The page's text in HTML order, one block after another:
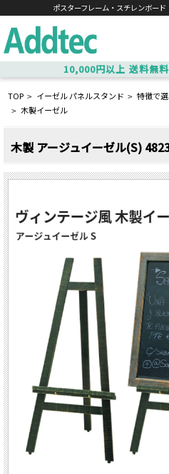
ポスターフレーム・スチレンボード
10,000円以上 送料無料
TOP > イーゼル パネルスタンド > 特徴で
> 木製イーゼル
木製 アージュイーゼル(S)